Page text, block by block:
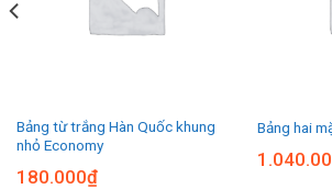
Bảng từ trắng Hàn Quốc khung
nhỏ Economy
180.000₫
Bảng hai